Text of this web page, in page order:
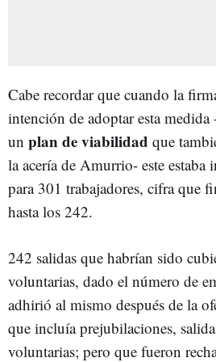
Cabe recordar que cuando la
intención de adoptar esta medida
un plan de viabilidad que
la acería de Amurrio- este estaba
para 301 trabajadores, cifra que
hasta los 242.
242 salidas que habrían sido
voluntarias, dado el número de
adhirió al mismo después de la
que incluía prejubilaciones,
voluntarias; pero que fueron